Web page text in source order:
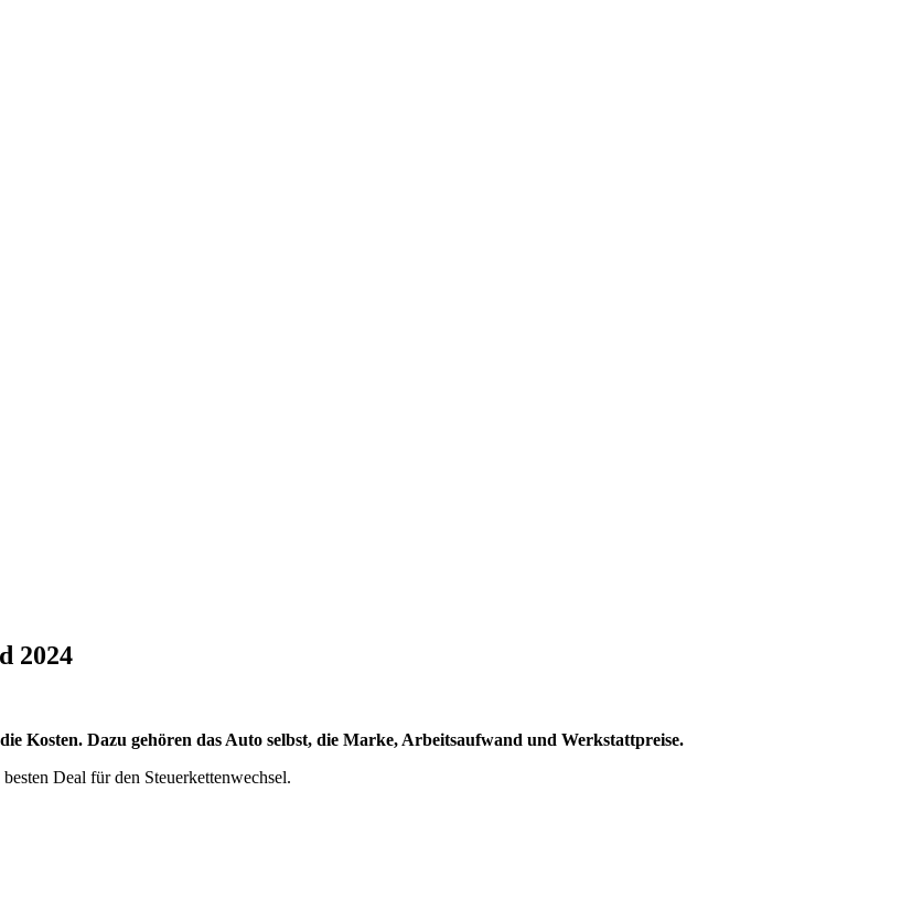
2024
Kosten. Dazu gehören das Auto selbst, die Marke, Arbeitsaufwand und Werkstattpreise.
Deal für den Steuerkettenwechsel.